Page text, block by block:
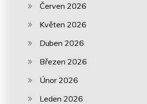
Červen 2026
Květen 2026
Duben 2026
Březen 2026
Únor 2026
Leden 2026